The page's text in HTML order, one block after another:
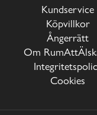
Kundservice
Köpvillkor
Ångerrätt
Om
Cookies